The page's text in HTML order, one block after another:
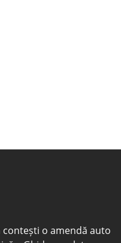
contești o amendă auto